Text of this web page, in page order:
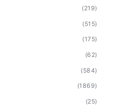
(219)
(515)
(175)
(62)
(584)
(1869)
(25)